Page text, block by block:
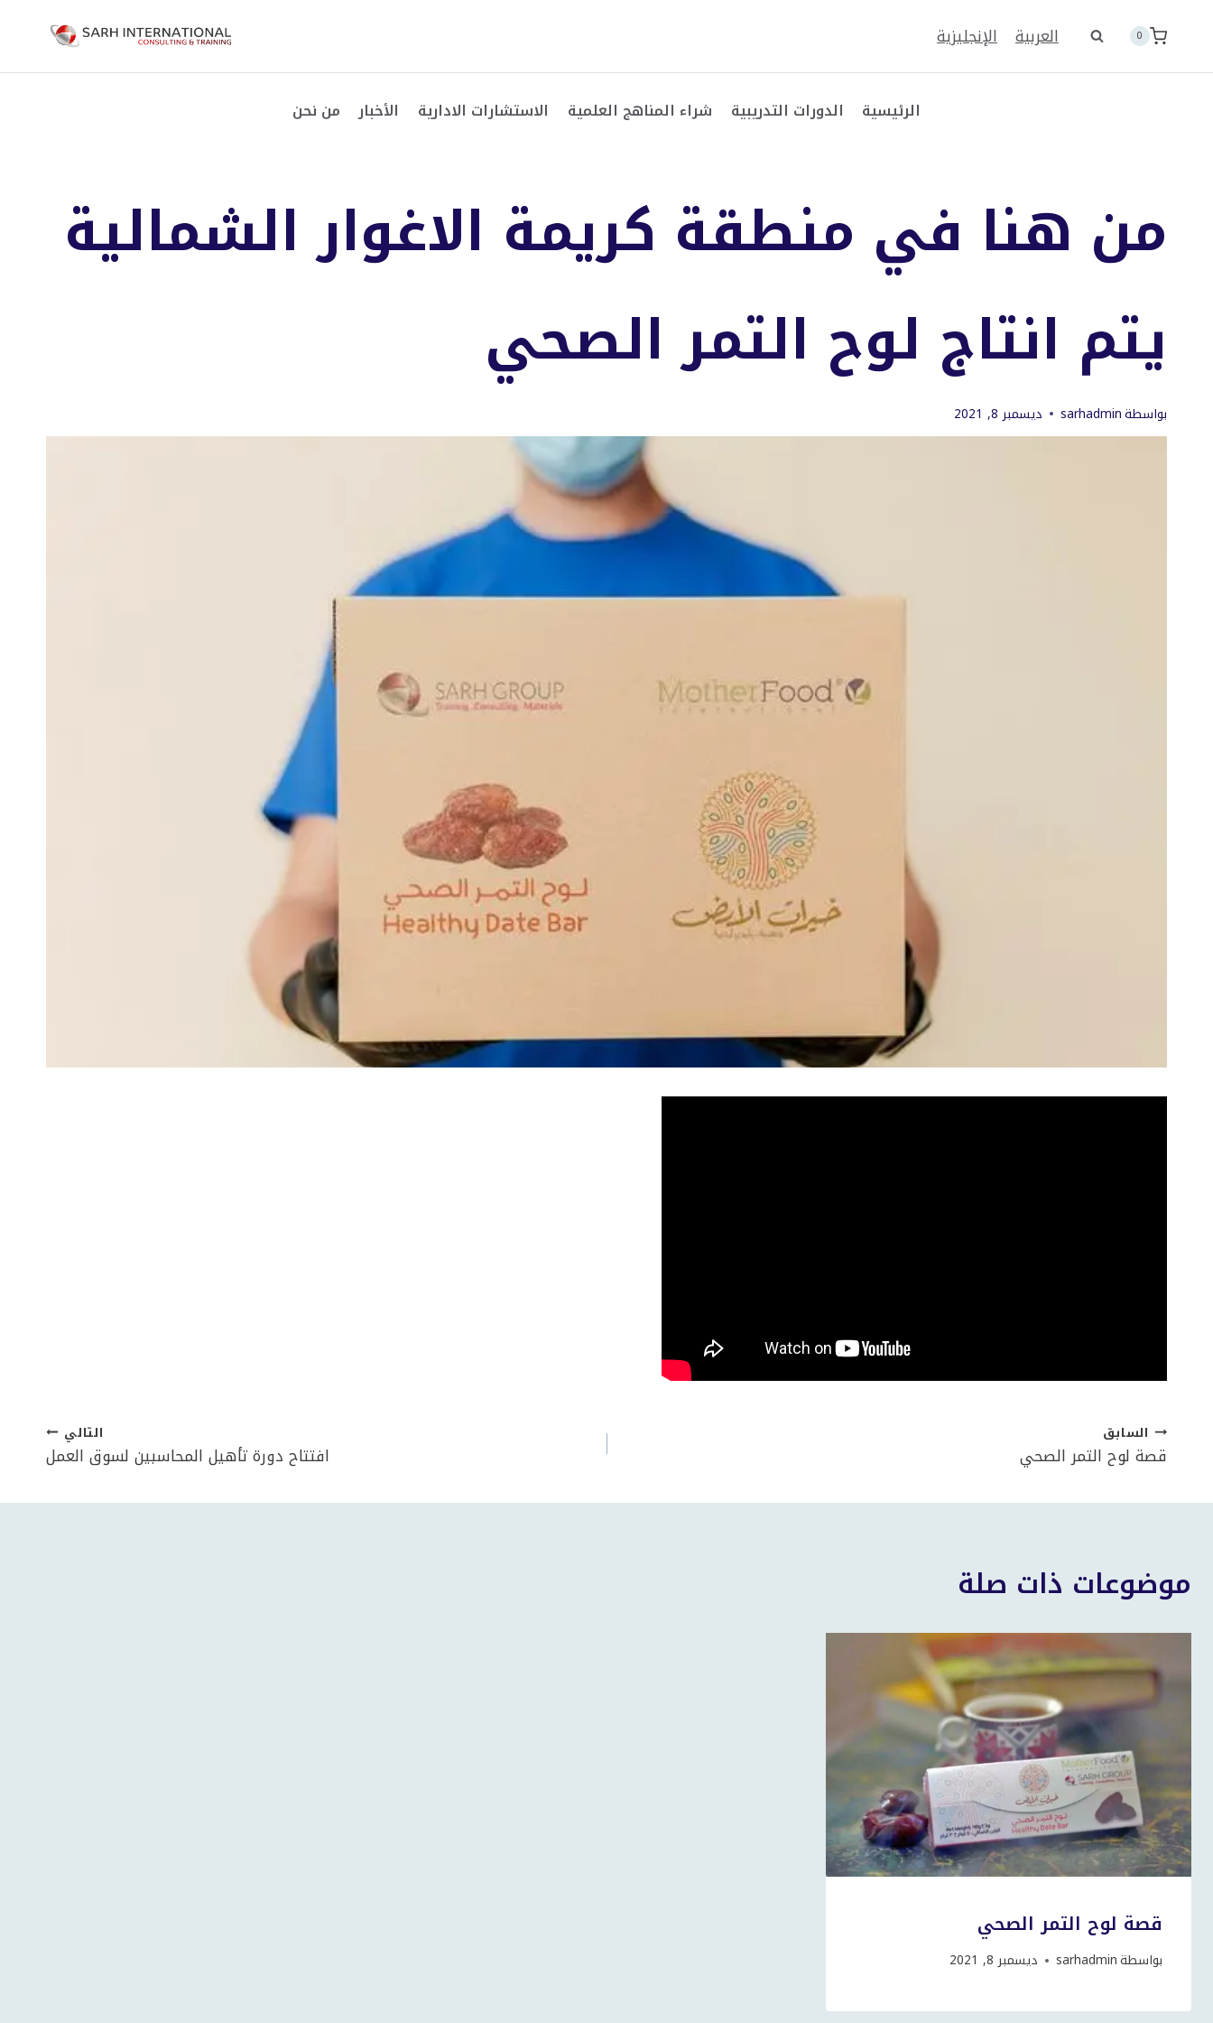
المحتوى 0 العربية الإنجليزية
الرئيسية الدورات التدريبية شراء المناهج العلمية الاستشارات الادارية الأخبار من نحن
من هنا في منطقة كريمة الاغوار الشمالية
يتم انتاج لوح التمر الصحي
بواسطةsarhadmin ديسمبر 8, 2021
تصفّح
المقالات
السابق
قصة لوح التمر الصحي
التالي
افتتاح دورة تأهيل المحاسبين لسوق العمل
موضوعات ذات صلة
قصة لوح التمر الصحي
بواسطةsarhadmin ديسمبر 8, 2021